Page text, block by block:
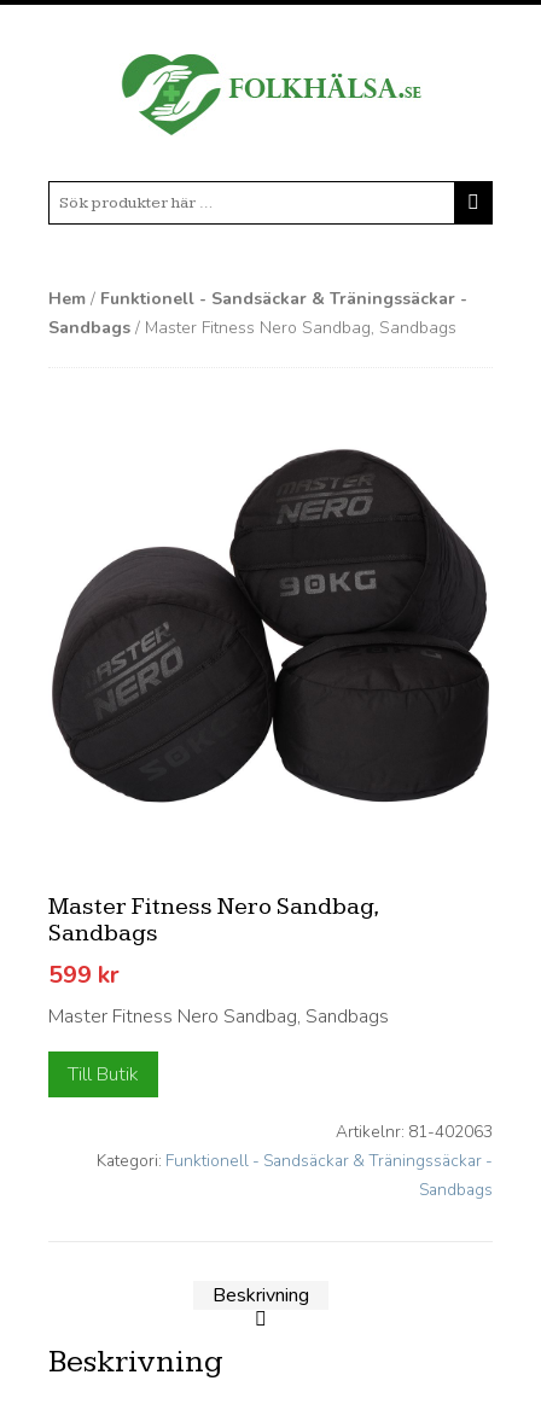
Hem / Funktionell - Sandsäckar & Träningssäckar -
Sandbags / Master Fitness Nero Sandbag, Sandbags
Master Fitness Nero Sandbag,
Sandbags
599 kr
Master Fitness Nero Sandbag, Sandbags
Till Butik
Artikelnr: 81-402063
Kategori: Funktionell - Sandsäckar & Träningssäckar -
Sandbags
Beskrivning
Beskrivning